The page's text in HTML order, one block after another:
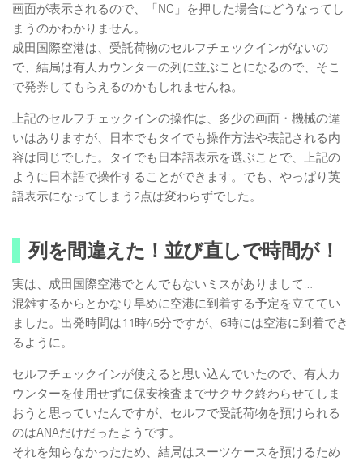
画面が表示されるので、「NO」を押した場合にどうなってし
まうのかわかりません。
成田国際空港は、受託荷物のセルフチェックインがないの
で、結局は有人カウンターの列に並ぶことになるので、そこ
で発券してもらえるのかもしれませんね。
上記のセルフチェックインの操作は、多少の画面・機械の違
いはありますが、日本でもタイでも操作方法や表記される内
容は同じでした。タイでも日本語表示を選ぶことで、上記の
ように日本語で操作することができます。でも、やっぱり英
語表示になってしまう2点は変わらずでした。
列を間違えた！並び直しで時間が！
実は、成田国際空港でとんでもないミスがありまして…
混雑するからとかなり早めに空港に到着する予定を立ててい
ました。出発時間は11時45分ですが、6時には空港に到着でき
るように。
セルフチェックインが使えると思い込んでいたので、有人カ
ウンターを使用せずに保安検査までサクサク終わらせてしま
おうと思っていたんですが、セルフで受託荷物を預けられる
のはANAだけだったようです。
それを知らなかったため、結局はスーツケースを預けるため